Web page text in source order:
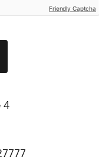
Friendly Captcha
4